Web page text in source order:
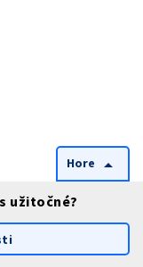
Hore arrow_drop_up
užitočné?